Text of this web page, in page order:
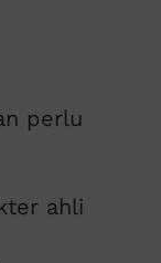
perlu
ahli